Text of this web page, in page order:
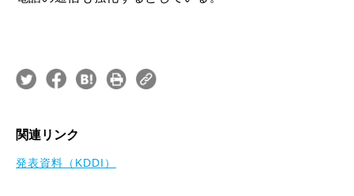
関連リンク
発表資料（KDDI）